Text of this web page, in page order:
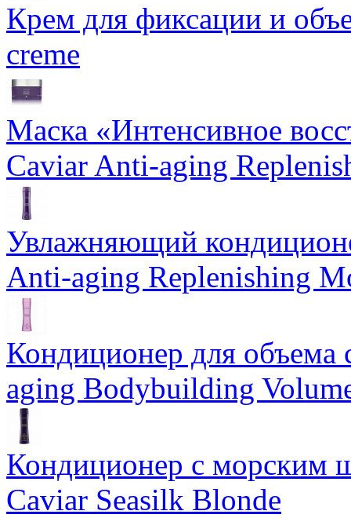
Крем для фиксации и
creme
Маска «Интенсивное
Caviar Anti-aging
Увлажняющий
Anti-aging Replenishing
Кондиционер для
aging Bodybuilding
Кондиционер с морским
Caviar Seasilk Blonde